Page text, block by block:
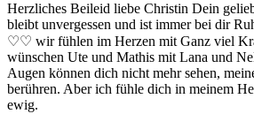
Herzliches Beileid liebe Christin Dein
bleibt unvergessen und ist immer bei dir
♡♡ wir fühlen im Herzen mit Ganz viel
wünschen Ute und Mathis mit Lana und
Augen können dich nicht mehr sehen,
berühren. Aber ich fühle dich in meinem
ewig.